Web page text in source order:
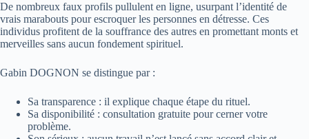
De nombreux faux profils pullulent en ligne, usurpant l’identité de
vrais marabouts pour escroquer les personnes en détresse. Ces
individus profitent de la souffrance des autres en promettant monts et
merveilles sans aucun fondement spirituel.
Gabin DOGNON se distingue par :
Sa transparence : il explique chaque étape du rituel.
Sa disponibilité : consultation gratuite pour cerner votre
problème.